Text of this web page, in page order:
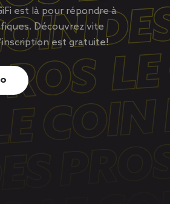
est là pour répondre à
Découvrez vite
est gratuite!